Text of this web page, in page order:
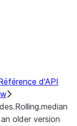
d'API
older version